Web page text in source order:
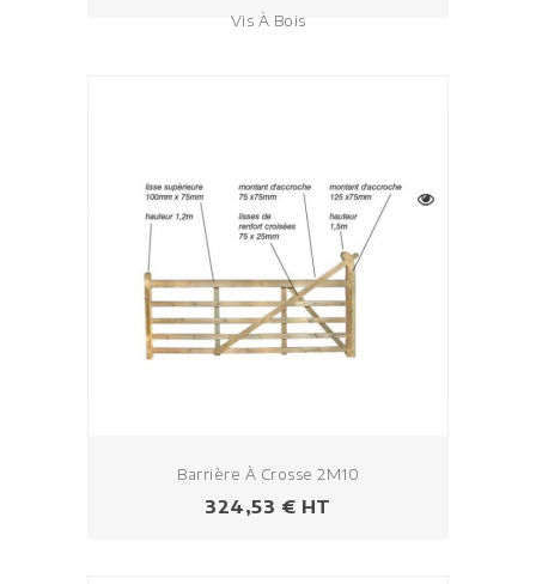
Vis À Bois
Barrière À Crosse 2M10
Prix
324,53 € HT